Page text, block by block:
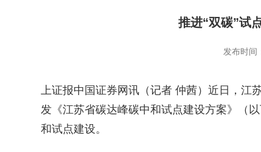
推进“双碳”试
发布时间
上证报中国证券网讯（记者 仲茜）近日，江
发《江苏省碳达峰碳中和试点建设方案》（
和试点建设。